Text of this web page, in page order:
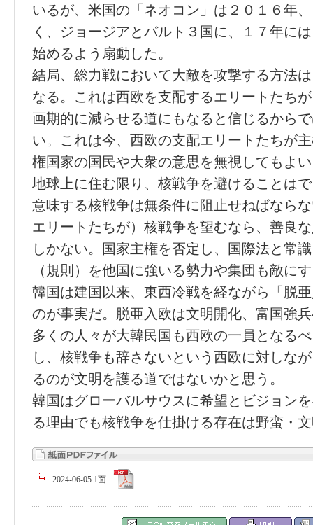
いるが、米国の「ネオコン」は２０１６年
く、ジョージアとバルト３国に、１７年に
始めるよう扇動した。
結局、総力戦において大敵を攻撃する方法
なる。これは西欧を支配するエリートたち
画期的に減らせる道にもなると信じるから
い。これは今、西欧の支配エリートたちが
権国家の国民や大衆の意思を無視してもよ
地球上に住む限り、核戦争を避けることは
意味する核戦争は無条件に阻止せねばなら
エリートたちが）核戦争を望むなら、善良
しかない。国家主権を否定し、国際法と常
（規則）を他国に強いる勢力や集団も敵に
韓国は建国以来、東西冷戦を経ながら「脱
のが事実だ。脱亜入欧は文明開化、富国強
多くの人々が大韓民国も西欧の一員となる
し、核戦争も辞さないという西欧に対しな
るのが文明を護る道ではないかと思う。
韓国はグローバルサウスに希望とビジョン
る理由でも核戦争を仕掛ける存在は野蛮・
2024-06-05 1面